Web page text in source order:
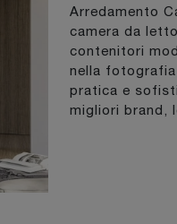
Arredamento
camera da
contenitori
nella
pratica e
migliori brand,